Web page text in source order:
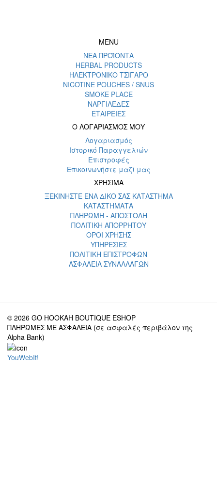
MENU
ΝΕΑ ΠΡΟΪΟΝΤΑ
HERBAL PRODUCTS
ΗΛΕΚΤΡΟΝΙΚΟ ΤΣΙΓΑΡΟ
NICOTINE POUCHES / SNUS
SMOKE PLACE
ΝΑΡΓΙΛΕΔΕΣ
ΕΤΑΙΡΕΙΕΣ
Ο ΛΟΓΑΡΙΑΣΜΟΣ ΜΟΥ
Λογαριασμός
Ιστορικό Παραγγελιών
Επιστροφές
Επικοινωνήστε μαζί μας
ΧΡΗΣΙΜΑ
ΞΕΚΙΝΗΣΤΕ ΕΝΑ ΔΙΚΟ ΣΑΣ ΚΑΤΑΣΤΗΜΑ
ΚΑΤΑΣΤΗΜΑΤΑ
ΠΛΗΡΩΜΗ - ΑΠΟΣΤΟΛΗ
ΠΟΛΙΤΙΚΗ ΑΠΟΡΡΗΤΟΥ
ΟΡΟΙ ΧΡΗΣΗΣ
ΥΠΗΡΕΣΙΕΣ
ΠΟΛΙΤΙΚΗ ΕΠΙΣΤΡΟΦΩΝ
ΑΣΦΑΛΕΙΑ ΣΥΝΑΛΛΑΓΩΝ
© 2026 GO HOOKAH BOUTIQUE ESHOP
ΠΛΗΡΩΜΕΣ ΜΕ ΑΣΦΑΛΕΙΑ (σε ασφαλές περιβάλον της
Alpha Bank)
YouWebIt!